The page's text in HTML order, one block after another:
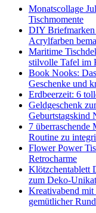
Monatscollage
Tischmomente
DIY Briefmarken
Acrylfarben
Maritime
stilvolle Tafel im
Book Nooks:
Geschenke und
Erdbeerzeit: 6
Geldgeschenk
Geburtstagskind
7
Routine zu
Flower Power
Retrocharme
Klötzchentablett
zum Deko-Unikat
Kreativabend
gemütlicher